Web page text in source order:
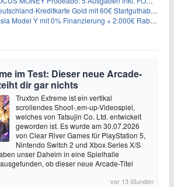
Kreditkarte Gold mit 60€ Startguthaben (45€ Gewinn)
Model Y mit 0% Finanzierung + 2.000€ Rabatt für 38.970€
im Test: Dieser neue Arcade-
dir gar nichts
Truxton Extreme ist ein vertikal
scrollendes Shoot-‚em-up-Videospiel,
welches von Tatsujin Co. Ltd. entwickelt
geworden ist. Es wurde am 30.07.2026
von Clear River Games für PlayStation 5,
Nintendo Switch 2 und Xbox Series X/S
unser Daheim in eine Spielhalle
ob dieser neue Arcade-Titel
vor 13 Stunden